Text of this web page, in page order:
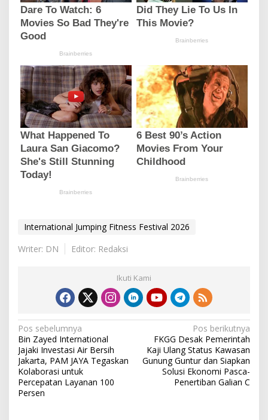
International Jumping Fitness Festival 2026
Writer: DN
Editor: Redaksi
Ikuti Kami
N
a
v
i
g
Pos sebelumnya
Bin Zayed International
Jajaki Investasi Air Bersih
Jakarta, PAM JAYA Tegaskan
Kolaborasi untuk
Percepatan Layanan 100
Persen
Pos berikutnya
FKGG Desak Pemerintah
Kaji Ulang Status Kawasan
Gunung Guntur dan Siapkan
Solusi Ekonomi Pasca-
Penertiban Galian C